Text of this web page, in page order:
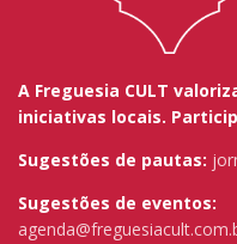
A Freguesia CULT
iniciativas locais.
Sugestões de pautas:
Sugestões de eventos: